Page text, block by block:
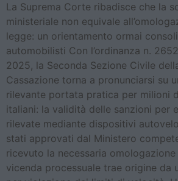
La Suprema Corte ribadisce che la
ministeriale non equivale
legge: un orientamento ormai
automobilisti Con l’ordinanza n.
2025, la Seconda Sezione Civile
Cassazione torna a pronunciarsi su
rilevante portata pratica per milioni
italiani: la validità delle sanzioni per
rilevate mediante dispositivi
stati approvati dal Ministero
ricevuto la necessaria omologazione
vicenda processuale trae origine da